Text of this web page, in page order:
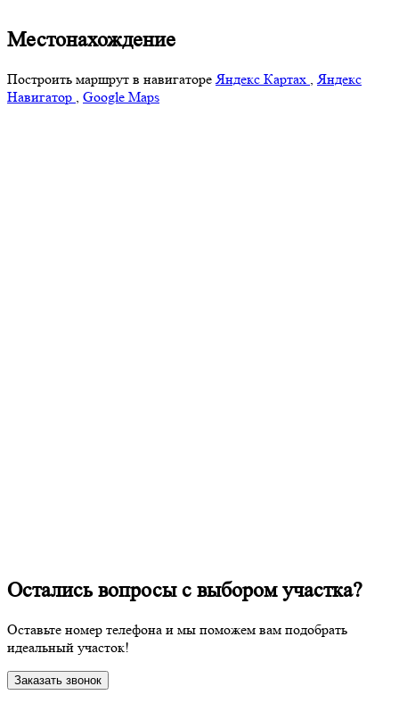
Местонахождение
Построить маршрут в навигатореЯндекс Картах ,Яндекс
Навигатор , Google Maps
Остались вопросы с выбором участка?
Оставьте номер телефона и мы поможем вам подобрать
идеальный участок!
Заказать звонок